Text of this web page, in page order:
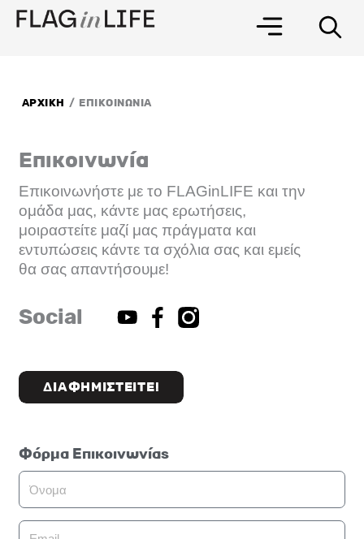
Μετάβαση
στο
ΑΡΧΙΚΗ / ΕΠΙΚΟΙΝΩΝΙΑ
Επικοινωνία
Επικοινωνήστε με το FLAGinLIFE και την
ομάδα μας, κάντε μας ερωτήσεις,
μοιραστείτε μαζί μας πράγματα και
εντυπώσεις κάντε τα σχόλια σας και εμείς
θα σας απαντήσουμε!
Social
ΔΙΑΦΗΜΙΣΤΕΙΤΕ!
Φόρμα Επικοινωνίας
Όνομα
Email